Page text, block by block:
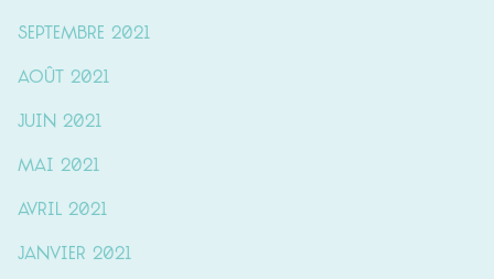
septembre 2021
août 2021
juin 2021
mai 2021
avril 2021
janvier 2021